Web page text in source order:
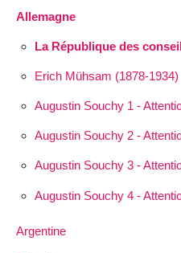
Allemagne
La République des
Erich Mühsam (1878-1934)
Augustin Souchy 1 -
Augustin Souchy 2 -
Augustin Souchy 3 -
Augustin Souchy 4 -
Argentine